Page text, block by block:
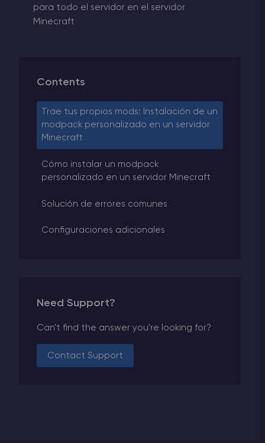
para todo el servidor en el servidor
Minecraft
Contents
Trae tus propios mods: Instalación de un
modpack personalizado en un servidor
Minecraft
Cómo instalar un modpack
personalizado en un servidor Minecraft
Solución de errores comunes
Configuraciones adicionales
Need Support?
Can't find the answer you're looking for?
Contact Support